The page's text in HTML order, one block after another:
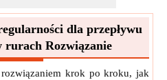
dla przepływu
rurach Rozwiązanie
krok po kroku, jak